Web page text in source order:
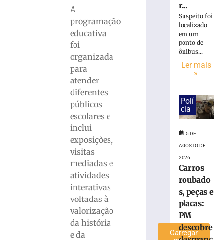
A
programação
educativa
foi
organizada
para
atender
diferentes
públicos
escolares e
inclui
exposições,
visitas
mediadas e
atividades
interativas
voltadas à
valorização
da história
e da
evento
Museu
Brusque
agosto
Carregar
r...
Suspeito foi
localizado
em um
ponto de
ônibus...
Ler mais
»
Polí
cia
5 DE
AGOSTO DE
2026
Carros
roubado
s, peças e
placas:
PM
descobre